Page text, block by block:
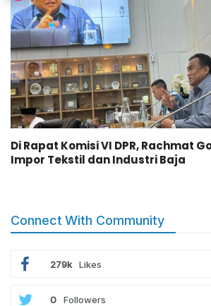
Di Rapat Komisi VI DPR, Rachmat
Impor Tekstil dan Industri Baja
Connect With Community
279k Likes
0 Followers